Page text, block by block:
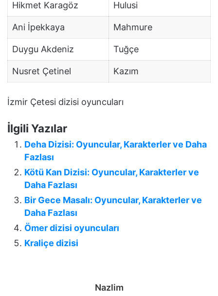
Hikmet Karagöz Hulusi
Ani İpekkaya Mahmure
Duygu Akdeniz Tuğçe
Nusret Çetinel Kazım
İzmir Çetesi dizisi oyuncuları
İlgili Yazılar
Deha Dizisi: Oyuncular, Karakterler ve Daha
Fazlası
Kötü Kan Dizisi: Oyuncular, Karakterler ve
Daha Fazlası
Bir Gece Masalı: Oyuncular, Karakterler ve
Daha Fazlası
Ömer dizisi oyuncuları
Kraliçe dizisi
Nazlim